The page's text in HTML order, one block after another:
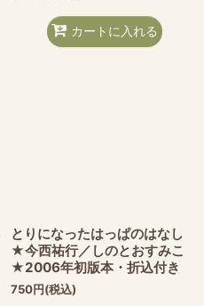
カートに入れる
とりになったはっぱのはなし
★今西祐行／しのとおすみこ
★2006年初版本・折込付き
750円(税込)